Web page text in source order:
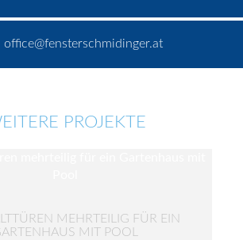
office@fensterschmidinger.at
PROJEKTE
MEHRTEILIG FÜR EIN
MIT POOL